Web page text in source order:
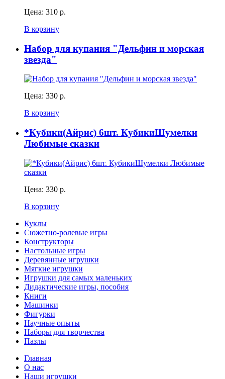
Цена: 310 р.
В корзину
Набор для купания "Дельфин и морская
звезда"
Цена: 330 р.
В корзину
*Кубики(Айрис) 6шт. КубикиШумелки
Любимые сказки
Цена: 330 р.
В корзину
Куклы
Сюжетно-ролевые игры
Конструкторы
Настольные игры
Деревянные игрушки
Мягкие игрушки
Игрушки для самых маленьких
Дидактические игры, пособия
Книги
Машинки
Фигурки
Научные опыты
Наборы для творчества
Пазлы
Главная
О нас
Наши игрушки